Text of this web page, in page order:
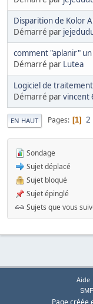
Disparition de Kolor
Démarré par
comment "aplanir"
Démarré par Lutea
Logiciel de
Démarré parvincent
EN HAUT Pages 1 2
Sondage
Sujet déplacé
Sujet bloqué
Sujet épinglé
Sujets que vous
Aide
Page créée